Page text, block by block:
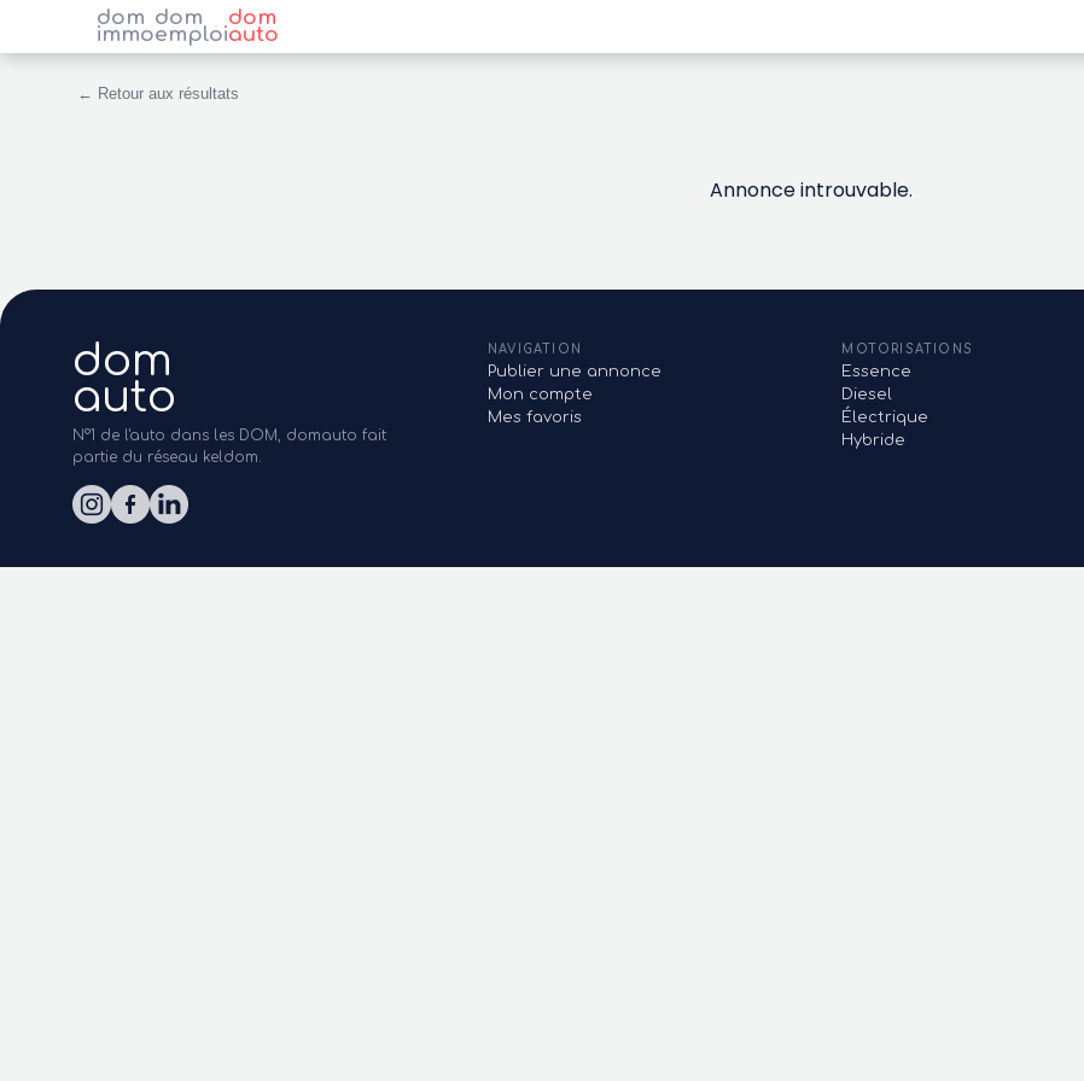
dom
immo
dom
emploi
dom
auto
← Retour aux résultats
Annonce introuvable.
dom
auto
N°1 de l'auto dans les DOM, domauto fait
partie du réseau keldom.
NAVIGATION
Publier une annonce
Mon compte
Mes favoris
MOTORISATIONS
Essence
Diesel
Électrique
Hybride